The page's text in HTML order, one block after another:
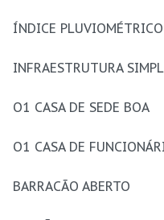
ÍNDICE
INFRAESTRUTURA
O1 CASA DE SEDE BOA
O1 CASA DE
BARRACÃO ABERTO